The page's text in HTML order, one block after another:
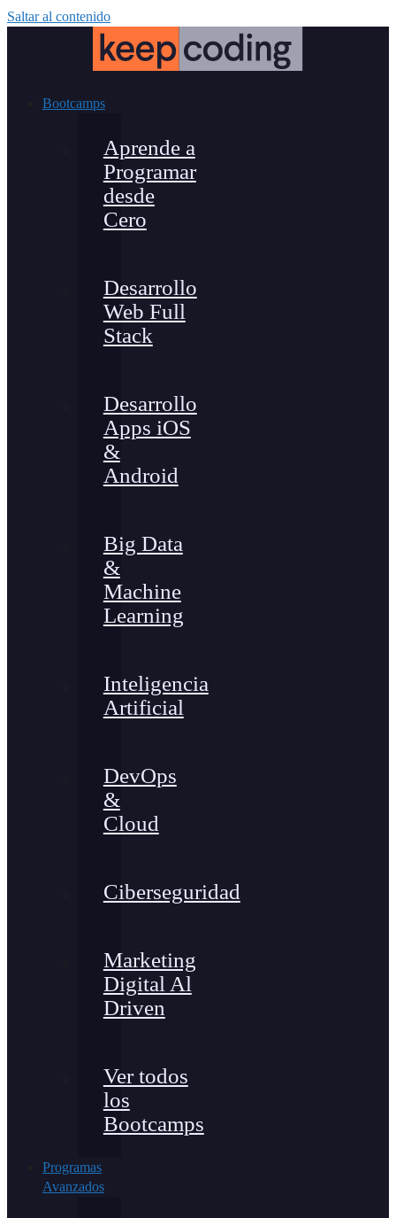
Saltar al contenido
Bootcamps
Aprende a
Programar
desde
Cero
Desarrollo
Web Full
Stack
Desarrollo
Apps iOS
&
Android
Big Data
&
Machine
Learning
Inteligencia
Artificial
DevOps
&
Cloud
Ciberseguridad
Marketing
Digital Al
Driven
Ver todos
los
Bootcamps
Programas
Avanzados